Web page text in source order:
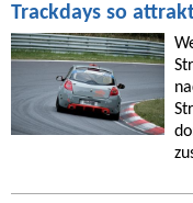
Trackdays so